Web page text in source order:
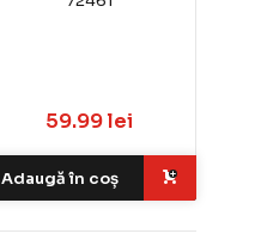
59.99 lei
Adaugă în coș